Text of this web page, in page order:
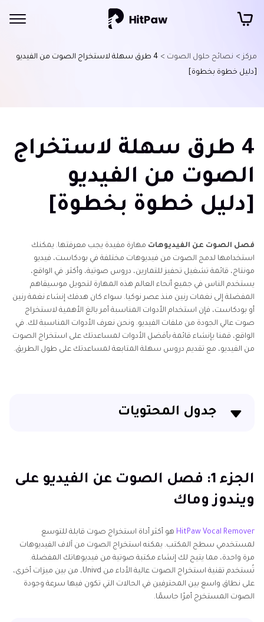
مركز > نصائح حلول الصوت >
4 طرق سهلة لاستخراج الصوت من الفيديو
[دليل خطوة بخطوة]
4 طرق سهلة لاستخراج
الصوت من الفيديو
[دليل خطوة بخطوة]
فصل الصوت عن الفيديوهات مهارة مفيدة يجب معرفتها. يمكنك
استخدامها لدمج الصوت من فيديوهات مختلفة في بودكاست، فيديو
مونتاج، قائمة تشغيل تحفيز للتمارين، دروس صوتية، وأكثر. في الواقع،
يستخدم الناس في جميع أنحاء العالم هذه المهارة لتحويل موسيقاهم
المفضلة إلى نغمات رنين منذ عصر نوكيا. سواء كان هدفك إنشاء نغمة رنين
أو بودكاست، فإن استخدام الأدوات المناسبة أمر بالغ الأهمية لاستخراج
صوت عالي الجودة من ملفات الفيديو. ونحن نعرف الأدوات المناسبة لك. في
الواقع، قمنا بإنشاء قائمة بأفضل الأدوات لمساعدتك على استخراج الصوت
من الفيديو، مع تقديم دروس سهلة المتابعة لمساعدتك على طول الطريق.
جدول المحتويات
الجزء 2: طريقة مجانية لاستخراج الصوت من الفيديو على
سطح المكتب
الجزء 4: استخراج الصوت من الفيديو عبر الإنترنت مجانًا
الأسئلة الشائعة حول استخراج الصوت من الفيديو
الجزء 1: فصل الصوت عن الفيديو على
ويندوز وماك
HitPaw Vocal Remover هو أكثر أداة استخراج صوت قابلة للتوسع
لمستخدمي سطح المكتب. يمكنه استخراج الصوت من آلاف الفيديوهات
مرة واحدة، مما يتيح لك إنشاء مكتبة صوتية من فيديوهاتك المفضلة.
تُستخدم تقنية استخراج الصوت عالية الأداء من Univd، من بين ميزات أخرى،
على نطاق واسع بين المحترفين في الحالات التي تكون فيها سرعة وجودة
الصوت المستخرج أمرًا حاسمًا.